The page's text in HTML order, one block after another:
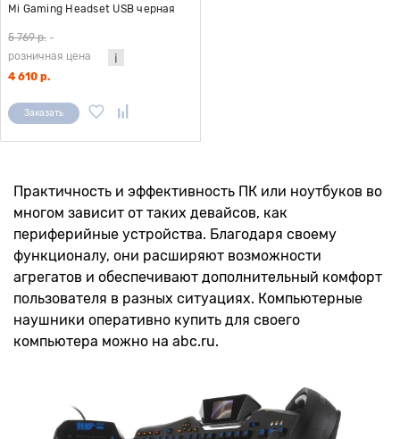
Mi Gaming Headset USB черная
5 769 р. -
розничная цена
4 610 р.
Заказать
Практичность и эффективность ПК или ноутбуков во
многом зависит от таких девайсов, как
периферийные устройства. Благодаря своему
функционалу, они расширяют возможности
агрегатов и обеспечивают дополнительный комфорт
пользователя в разных ситуациях. Компьютерные
наушники оперативно купить для своего
компьютера можно на abc.ru.